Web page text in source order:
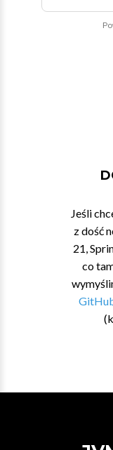
Jeśli
z dość
21,
co